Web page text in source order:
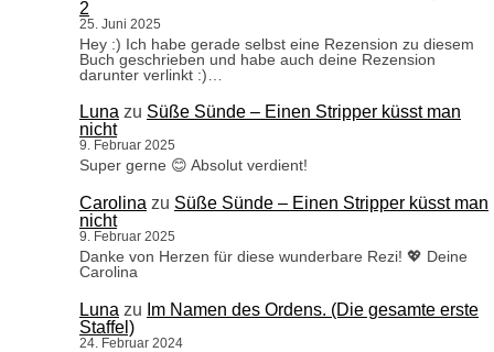
2
25. Juni 2025
Hey :) Ich habe gerade selbst eine Rezension zu diesem
Buch geschrieben und habe auch deine Rezension
darunter verlinkt :)…
Luna zu Süße Sünde – Einen Stripper küsst man
nicht
9. Februar 2025
Super gerne 😊 Absolut verdient!
Carolina zu Süße Sünde – Einen Stripper küsst man
nicht
9. Februar 2025
Danke von Herzen für diese wunderbare Rezi! 💖 Deine
Carolina
Luna zu Im Namen des Ordens. (Die gesamte erste
Staffel)
24. Februar 2024